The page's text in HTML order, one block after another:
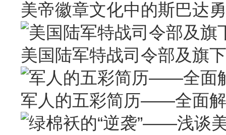
美帝徽章文化中的斯巴
美国陆军特战司令部及旗
军人的五彩简历——全面解